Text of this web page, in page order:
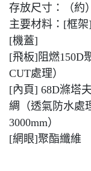
存放尺寸：（約
主要材料：[框架
[機蓋]
[飛板]阻燃150D
CUT處理）
[內頁] 68D滌塔夫
綢（透氣防水處
3000mm）
[網眼]聚酯纖維